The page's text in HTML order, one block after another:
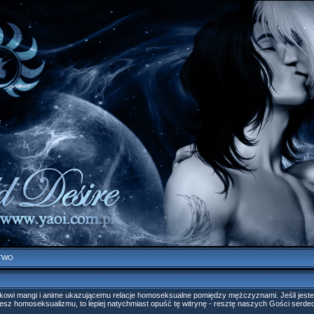
mangi i anime ukazującemu relacje homoseksualne pomiędzy mężczyznami. Jeśli
homoseksualizmu, to lepiej natychmiast opuść tę witrynę - resztę naszych Gości